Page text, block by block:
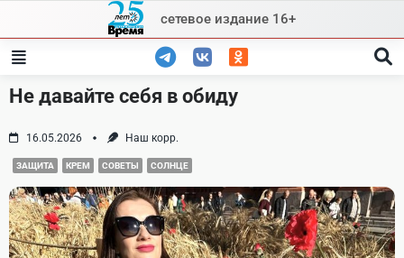
content
сетевое издание 16+
Не давайте себя в обиду
16.05.2026 Наш корр.
ЗАЩИТА КРЕМ СОВЕТЫ СОЛНЦЕ